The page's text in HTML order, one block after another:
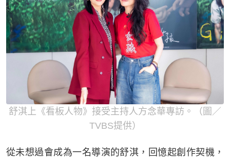
舒淇上《看板人物》接受主持人方念華專訪。（圖／
TVBS提供）
從未想過會成為一名導演的舒淇，回憶起創作契機，